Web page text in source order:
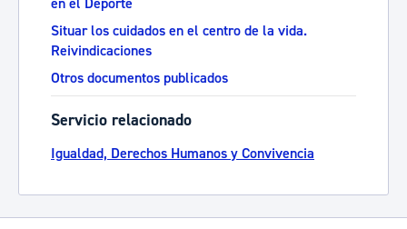
en el Deporte
Situar los cuidados en el centro de la vida.
Reivindicaciones
Otros documentos publicados
Servicio relacionado
Igualdad, Derechos Humanos y Convivencia